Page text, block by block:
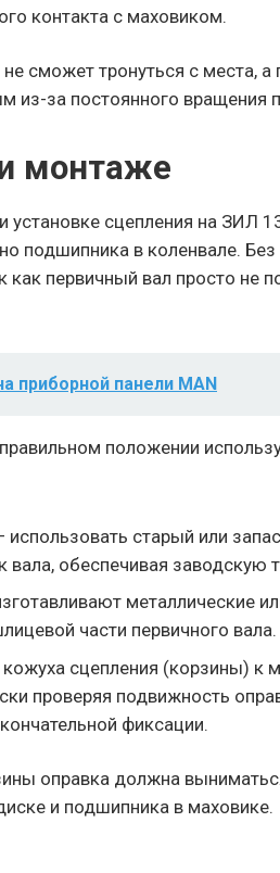
контакта с маховиком.
сможет тронуться с места,
из-за постоянного вращения
монтаже
установке сцепления на ЗИЛ
подшипника в коленвале.
как первичный вал просто
приборной панели MAN
положении
старый или
обеспечивая заводскую
металлические
части первичного вала.
сцепления (корзины) к
проверяя подвижность
фиксации.
оправка должна
и подшипника в маховике.